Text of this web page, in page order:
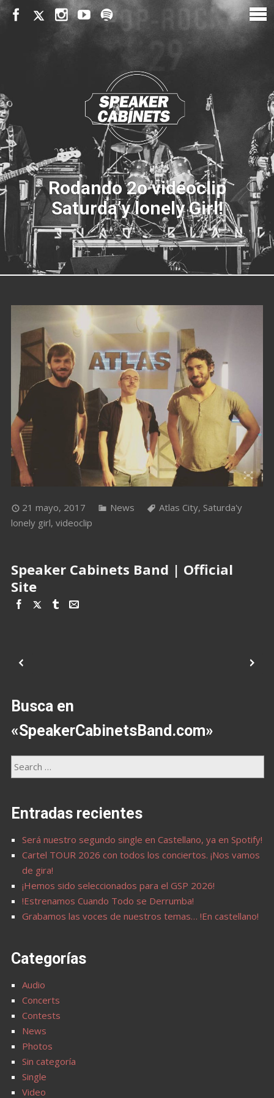
Rodando 2o videoclip
Saturda’y lonely Girl!
21 mayo, 2017 News Atlas City, Saturda'y
lonely girl, videoclip
Speaker Cabinets Band | Official
Site
Busca en
«SpeakerCabinetsBand.com»
Entradas recientes
Será nuestro segundo single en Castellano, ya en Spotify!
Cartel TOUR 2026 con todos los conciertos. ¡Nos vamos
de gira!
¡Hemos sido seleccionados para el GSP 2026!
!Estrenamos Cuando Todo se Derrumba!
Grabamos las voces de nuestros temas… !En castellano!
Categorías
Audio
Concerts
Contests
News
Photos
Sin categoría
Single
Video